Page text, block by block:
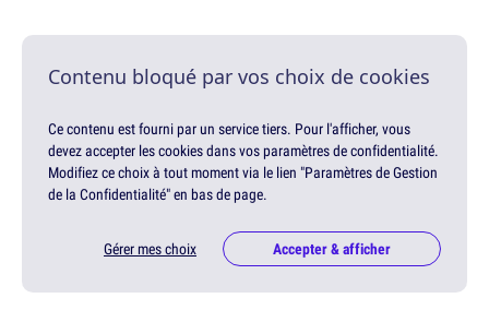
Contenu bloqué par vos choix de cookies
Ce contenu est fourni par un service tiers. Pour l'afficher, vous
devez accepter les cookies dans vos paramètres de confidentialité.
Modifiez ce choix à tout moment via le lien "Paramètres de Gestion
de la Confidentialité" en bas de page.
Gérer mes choix Accepter & afficher